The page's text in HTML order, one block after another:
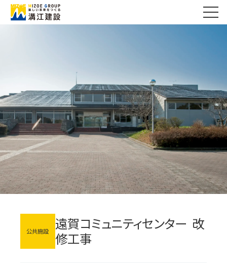
公共施設
遠賀コミュニティセンター 改
修工事